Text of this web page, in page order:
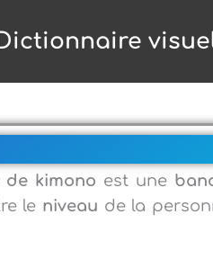
de kimono est une
le niveau de la